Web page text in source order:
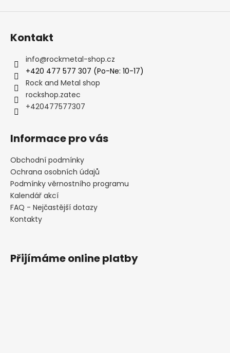
Kontakt
info@rockmetal-shop.cz
+420 477 577 307 (Po-Ne: 10-17)
Rock and Metal shop
rockshop.zatec
+420477577307
Informace pro vás
Obchodní podmínky
Ochrana osobních údajů
Podmínky věrnostního programu
Kalendář akcí
FAQ - Nejčastější dotazy
Kontakty
Přijímáme online platby